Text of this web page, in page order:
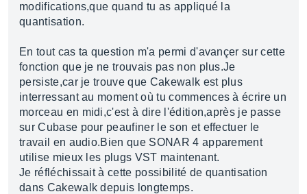
modifications,que quand tu as appliqué la
quantisation.
En tout cas ta question m'a permi d'avançer sur cette
fonction que je ne trouvais pas non plus.Je
persiste,car je trouve que Cakewalk est plus
interressant au moment où tu commences à écrire un
morceau en midi,c'est à dire l'édition,après je passe
sur Cubase pour peaufiner le son et effectuer le
travail en audio.Bien que SONAR 4 apparement
utilise mieux les plugs VST maintenant.
Je réfléchissait à cette possibilité de quantisation
dans Cakewalk depuis longtemps.